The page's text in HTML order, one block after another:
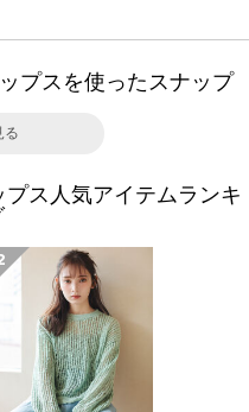
プスを使ったスナップ
る
ス人気アイテムランキ